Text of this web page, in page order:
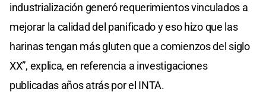
industrialización generó requerimientos vinculados a
mejorar la calidad del panificado y eso hizo que las
harinas tengan más gluten que a comienzos del siglo
XX”, explica, en referencia a investigaciones
publicadas años atrás por el INTA.